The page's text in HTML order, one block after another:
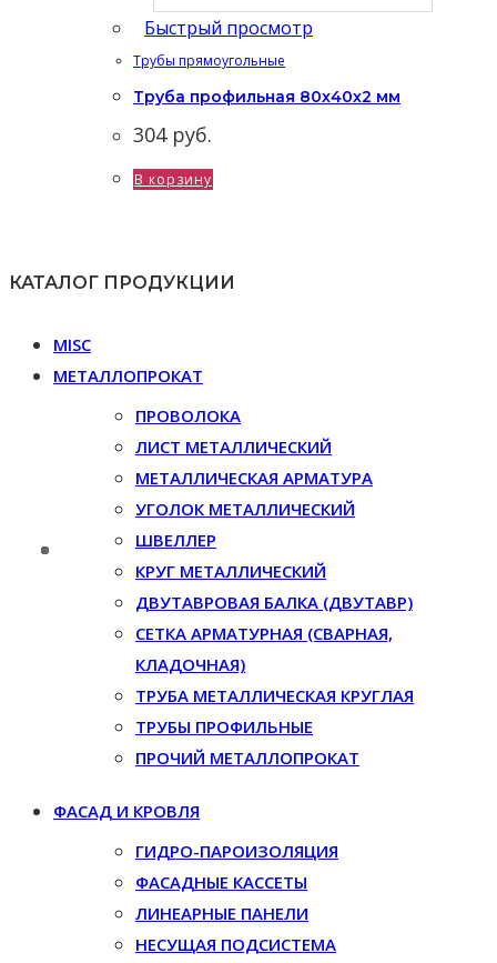
Быстрый просмотр
Трубы прямоугольные
Труба профильная 80х40х2 мм
304 руб.
В корзину
КАТАЛОГ ПРОДУКЦИИ
MISC
МЕТАЛЛОПРОКАТ
ПРОВОЛОКА
ЛИСТ МЕТАЛЛИЧЕСКИЙ
МЕТАЛЛИЧЕСКАЯ АРМАТУРА
УГОЛОК МЕТАЛЛИЧЕСКИЙ
ШВЕЛЛЕР
КРУГ МЕТАЛЛИЧЕСКИЙ
ДВУТАВРОВАЯ БАЛКА (ДВУТАВР)
СЕТКА АРМАТУРНАЯ (СВАРНАЯ,
КЛАДОЧНАЯ)
ТРУБА МЕТАЛЛИЧЕСКАЯ КРУГЛАЯ
ТРУБЫ ПРОФИЛЬНЫЕ
ПРОЧИЙ МЕТАЛЛОПРОКАТ
ФАСАД И КРОВЛЯ
ГИДРО-ПАРОИЗОЛЯЦИЯ
ФАСАДНЫЕ КАССЕТЫ
ЛИНЕАРНЫЕ ПАНЕЛИ
НЕСУЩАЯ ПОДСИСТЕМА